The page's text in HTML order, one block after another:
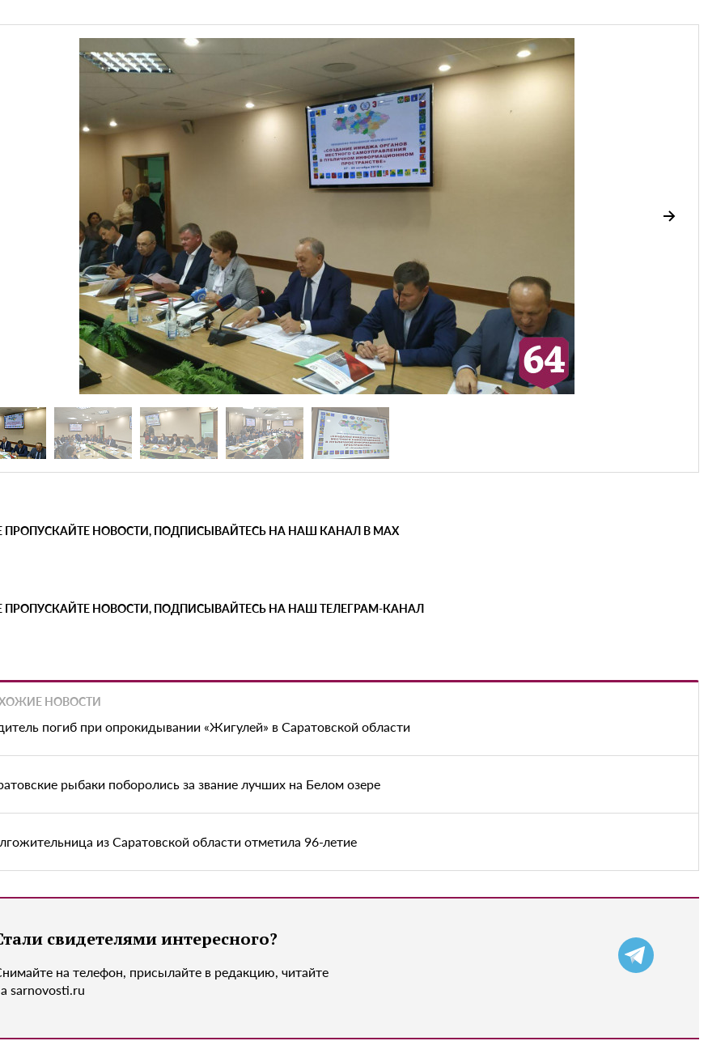
ПРОПУСКАЙТЕ НОВОСТИ, ПОДПИСЫВАЙТЕСЬ НА НАШ КАНАЛ В MAX
ПРОПУСКАЙТЕ НОВОСТИ, ПОДПИСЫВАЙТЕСЬ НА НАШ ТЕЛЕГРАМ-КАНАЛ
НОВОСТИ
погиб при опрокидывании «Жигулей» в Саратовской области
рыбаки поборолись за звание лучших на Белом озере
из Саратовской области отметила 96-летие
свидетелями интересного?
на телефон, присылайте в редакцию, читайте
sarnovosti.ru